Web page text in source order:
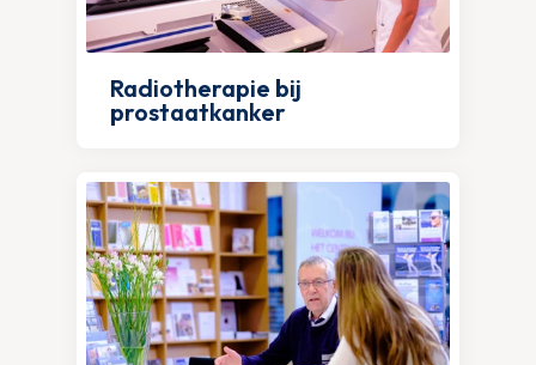
Radiotherapie bij
prostaatkanker